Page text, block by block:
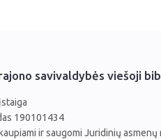
savivaldybės viešoji
190101434
ir saugomi Juridinių asmenų